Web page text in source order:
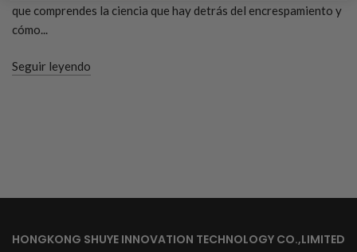
que comprendes la ciencia que hay detrás del encrespamiento y
cómo...
Seguir leyendo
HONGKONG SHUYE INNOVATION TECHNOLOGY CO.,LIMITED